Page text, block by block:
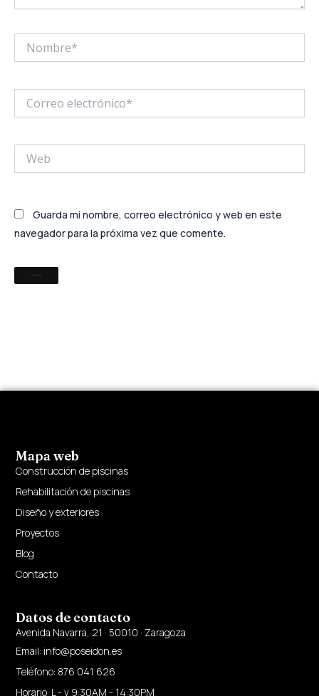
electrónico*
Guarda mi nombre, correo electrónico y web en este
navegador para la próxima vez que comente.
Mapa web
Construcción de piscinas
Rehabilitación de piscinas
Diseño y exteriores
Proyectos
Blog
Contacto
Datos de contacto
Avenida Navarra, 21 · 50010 · Zaragoza
Email: info@poseidon.es
Teléfono: 876 041 626
Horario: L - v 9:30AM - 14:30PM